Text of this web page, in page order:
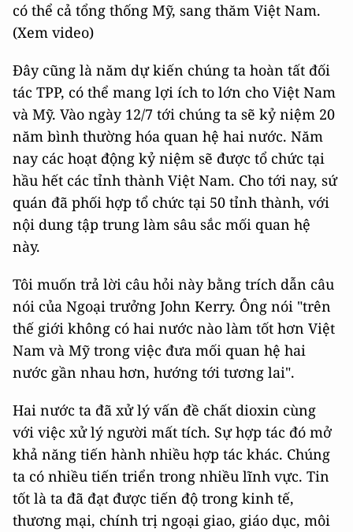
có thể cả tổng thống Mỹ, sang thăm Việt Nam.
(Xem video)
Đây cũng là năm dự kiến chúng ta hoàn tất đối
tác TPP, có thể mang lợi ích to lớn cho Việt Nam
và Mỹ. Vào ngày 12/7 tới chúng ta sẽ kỷ niệm 20
năm bình thường hóa quan hệ hai nước. Năm
nay các hoạt động kỷ niệm sẽ được tổ chức tại
hầu hết các tỉnh thành Việt Nam. Cho tới nay, sứ
quán đã phối hợp tổ chức tại 50 tỉnh thành, với
nội dung tập trung làm sâu sắc mối quan hệ
này.
Tôi muốn trả lời câu hỏi này bằng trích dẫn câu
nói của Ngoại trưởng John Kerry. Ông nói "trên
thế giới không có hai nước nào làm tốt hơn Việt
Nam và Mỹ trong việc đưa mối quan hệ hai
nước gần nhau hơn, hướng tới tương lai".
Hai nước ta đã xử lý vấn đề chất dioxin cùng
với việc xử lý người mất tích. Sự hợp tác đó mở
khả năng tiến hành nhiều hợp tác khác. Chúng
ta có nhiều tiến triển trong nhiều lĩnh vực. Tin
tốt là ta đã đạt được tiến độ trong kinh tế,
thương mại, chính trị ngoại giao, giáo dục, môi